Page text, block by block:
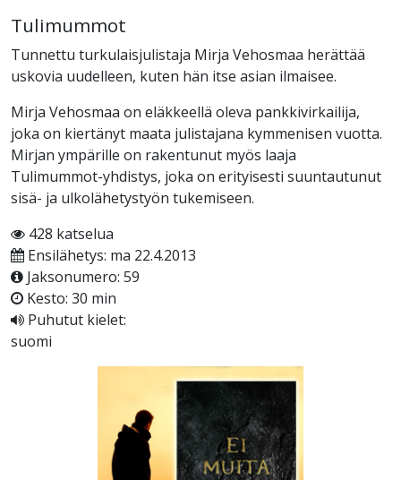
Tulimummot
Tunnettu turkulaisjulistaja Mirja Vehosmaa herättää
uskovia uudelleen, kuten hän itse asian ilmaisee.
Mirja Vehosmaa on eläkkeellä oleva pankkivirkailija,
joka on kiertänyt maata julistajana kymmenisen vuotta.
Mirjan ympärille on rakentunut myös laaja
Tulimummot-yhdistys, joka on erityisesti suuntautunut
sisä- ja ulkolähetystyön tukemiseen.
428 katselua
Ensilähetys: ma 22.4.2013
Jaksonumero: 59
Kesto: 30 min
Puhutut kielet:
suomi